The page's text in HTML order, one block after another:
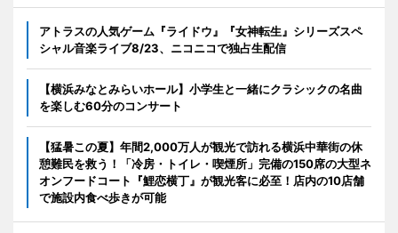
アトラスの人気ゲーム『ライドウ』『女神転生』シリーズスペ
シャル音楽ライブ8/23、ニコニコで独占生配信
【横浜みなとみらいホール】小学生と一緒にクラシックの名曲
を楽しむ60分のコンサート
【猛暑この夏】年間2,000万人が観光で訪れる横浜中華街の休
憩難民を救う！「冷房・トイレ・喫煙所」完備の150席の大型ネ
オンフードコート『鯉恋横丁』が観光客に必至！店内の10店舗
で施設内食べ歩きが可能